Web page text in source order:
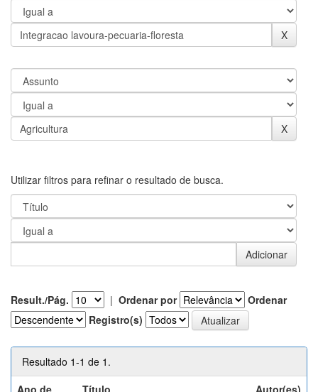
Utilizar filtros para refinar o resultado de busca.
Result./Pág. | Ordenar por
Ordenar
Registro(s)
Resultado 1-1 de 1.
Ano de
Título Autor(es)